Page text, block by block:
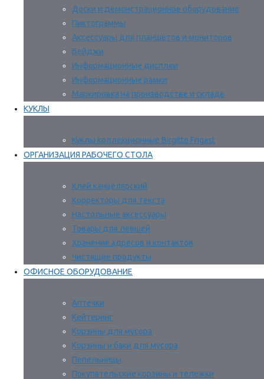
Доски и демонстрационное оборудование
Пиктограммы
Аксессуары для планшетов и мониторов
Бейджи
Информационные дисплеи
Информационные рамки
Маркировка на производстве и складе
КУКЛЫ
Куклы коллекционные Birgitte Frigast
ОРГАНИЗАЦИЯ РАБОЧЕГО СТОЛА
Клей канцелярский
Корректоры для текста
Настольные аксессуары
Товары для левшей
Хранение адресов и контактов
Чистящие продукты
ОФИСНОЕ ОБОРУДОВАНИЕ
Аптечки
Кейтеринг
Корзины для мусора
Корзины и баки для мусора
Пепельницы
Покупательские корзины и тележки